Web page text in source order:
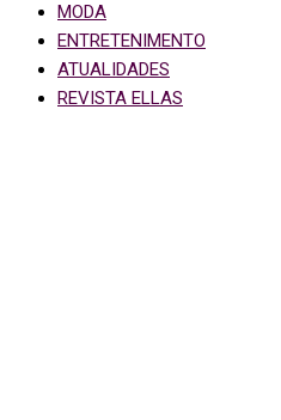
MODA
ENTRETENIMENTO
ATUALIDADES
REVISTA ELLAS